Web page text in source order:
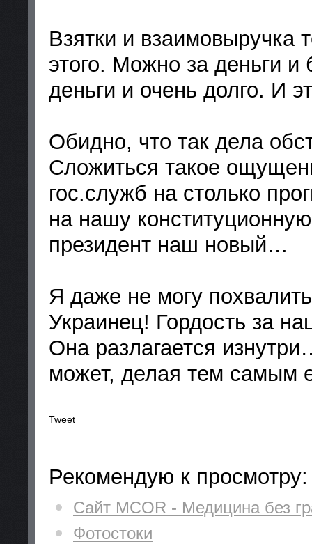
Взятки и взаимовыручка
этого. Можно за деньги
деньги и очень долго. И
Обидно, что так дела
Сложиться такое
гос.служб на столько
на нашу
президент наш новый…
Я даже не могу
Украинец! Гордость за
Она разлагается
может, делая тем самым
Tweet
Рекомендую к просмотру:
Сайт MCOR - Медицина без
Фотостоки